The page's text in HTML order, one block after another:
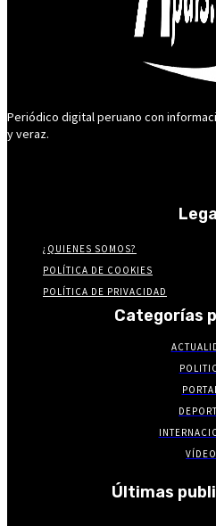
Periódico digital peruano con
y veraz.
¿QUIENES SOMOS?
POLÍTICA DE COOKIES
POLÍTICA DE PRIVACIDAD
Categorías
Últimas